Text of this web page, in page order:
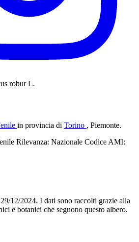
robur L.
in provincia di Torino , Piemonte.
Rilevanza: Nazionale Codice AMI:
12/2024. I dati sono raccolti grazie alla
e botanici che seguono questo albero.